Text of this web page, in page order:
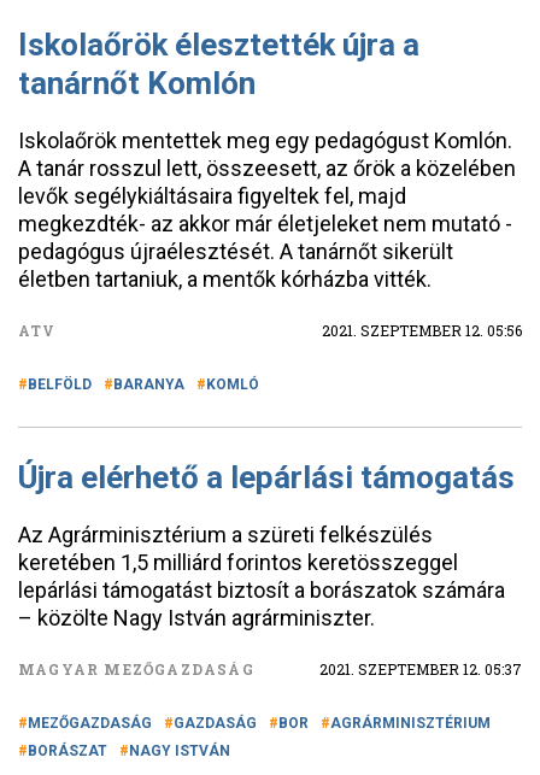
Iskolaőrök élesztették újra a
tanárnőt Komlón
Iskolaőrök mentettek meg egy pedagógust Komlón.
A tanár rosszul lett, összeesett, az őrök a közelében
levők segélykiáltásaira figyeltek fel, majd
megkezdték- az akkor már életjeleket nem mutató -
pedagógus újraélesztését. A tanárnőt sikerült
életben tartaniuk, a mentők kórházba vitték.
ATV 2021. SZEPTEMBER 12. 05:56
BELFÖLD BARANYA KOMLÓ
Újra elérhető a lepárlási támogatás
Az Agrárminisztérium a szüreti felkészülés
keretében 1,5 milliárd forintos keretösszeggel
lepárlási támogatást biztosít a borászatok számára
– közölte Nagy István agrárminiszter.
MAGYAR MEZŐGAZDASÁG 2021. SZEPTEMBER 12. 05:37
MEZŐGAZDASÁG GAZDASÁG BOR
AGRÁRMINISZTÉRIUM
BORÁSZAT
NAGY ISTVÁN